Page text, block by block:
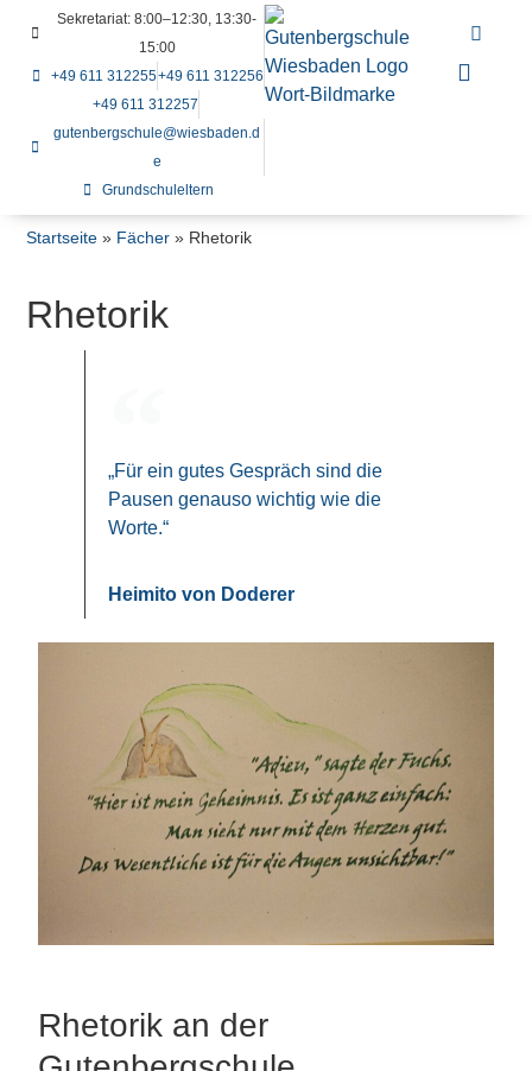
Sekretariat: 8:00–12:30, 13:30-
15:00
+49 611 312255+49 611 312256
+49 611 312257
gutenbergschule@wiesbaden.d
e
Grundschuleltern
Startseite » Fächer » Rhetorik
Rhetorik
„Für ein gutes Gespräch sind die
Pausen genauso wichtig wie die
Worte.“
Heimito von Doderer
Rhetorik an der